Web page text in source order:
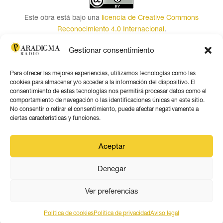
Gestionar consentimiento
Para ofrecer las mejores experiencias, utilizamos tecnologías como las
cookies para almacenar y/o acceder a la información del dispositivo. El
consentimiento de estas tecnologías nos permitirá procesar datos como el
comportamiento de navegación o las identificaciones únicas en este sitio.
No consentir o retirar el consentimiento, puede afectar negativamente a
ciertas características y funciones.
Aceptar
Denegar
Ver preferencias
Política de cookiesPolitica de privacidadAviso legal
Este obra está bajo una licencia de Creative Commons
Reconocimiento 4.0 Internacional.
Contacto por correo
Seguir
Seguir
Seguir
Seguir
Aviso legal
Política de privacidad